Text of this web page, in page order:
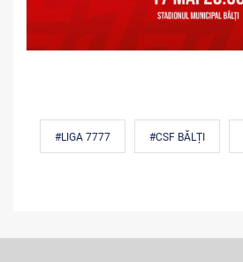
#LIGA 7777 #CSF BĂLȚI